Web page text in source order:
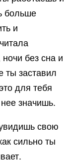
больше
и
без сна и
ты заставил
для тебя
значишь.
свою
сильно ты